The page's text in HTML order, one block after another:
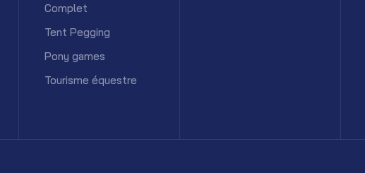
Complet
Tent Pegging
Pony games
Tourisme équestre